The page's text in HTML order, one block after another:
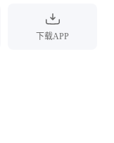
下载APP